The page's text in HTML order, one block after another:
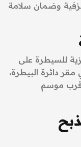
وضمان سلامة
للسيطرة على
دائرة البيطرة،
قرب موسم